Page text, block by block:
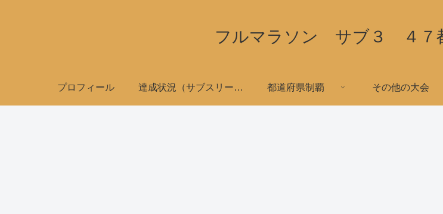
フルマラソン サブ３ ４７
プロフィール 達成状況（サブスリーで全国制覇） 都道府県制覇 その他の大会